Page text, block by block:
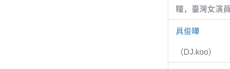
瞳，臺灣女演
具俊曄
（DJ.koo）